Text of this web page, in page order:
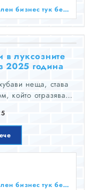
Създай профил на своя строителен бизнес тук безплатно!
в луксозните
2025 година
неща, става
който отразява
стаи, в които се
изглеждат, където
не са просто
Създай профил на своя строителен бизнес тук безплатно!